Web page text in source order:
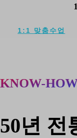
1:1 맞춤수업
KNOW-
50년 전